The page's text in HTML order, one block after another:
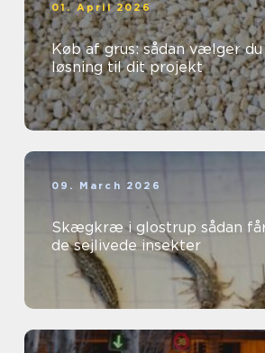
01. April 2026
Køb af grus: sådan vælger
løsning til dit projekt
09. March 2026
Skægkræ i glostrup sådan får du styr på
de sejlivede insekter